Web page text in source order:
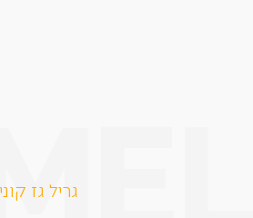
גריל גז